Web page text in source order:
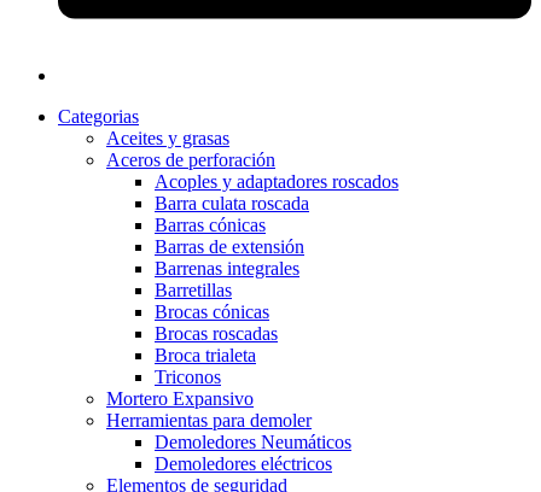
Categorias
Aceites y grasas
Aceros de perforación
Acoples y adaptadores roscados
Barra culata roscada
Barras cónicas
Barras de extensión
Barrenas integrales
Barretillas
Brocas cónicas
Brocas roscadas
Broca trialeta
Triconos
Mortero Expansivo
Herramientas para demoler
Demoledores Neumáticos
Demoledores eléctricos
Elementos de seguridad